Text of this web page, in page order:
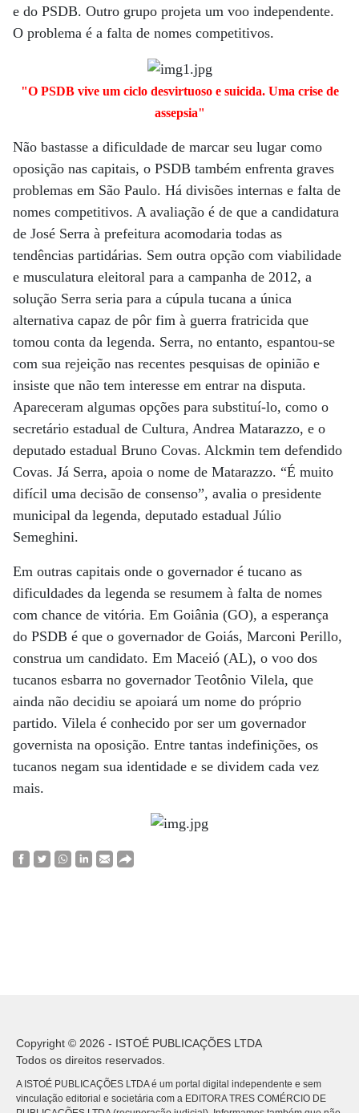
e do PSDB. Outro grupo projeta um voo independente.
O problema é a falta de nomes competitivos.
"O PSDB vive um ciclo desvirtuoso e suicida. Uma crise de
assepsia"
Não bastasse a dificuldade de marcar seu lugar como
oposição nas capitais, o PSDB também enfrenta graves
problemas em São Paulo. Há divisões internas e falta de
nomes competitivos. A avaliação é de que a candidatura
de José Serra à prefeitura acomodaria todas as
tendências partidárias. Sem outra opção com viabilidade
e musculatura eleitoral para a campanha de 2012, a
solução Serra seria para a cúpula tucana a única
alternativa capaz de pôr fim à guerra fratricida que
tomou conta da legenda. Serra, no entanto, espantou-se
com sua rejeição nas recentes pesquisas de opinião e
insiste que não tem interesse em entrar na disputa.
Apareceram algumas opções para substituí-lo, como o
secretário estadual de Cultura, Andrea Matarazzo, e o
deputado estadual Bruno Covas. Alckmin tem defendido
Covas. Já Serra, apoia o nome de Matarazzo. “É muito
difícil uma decisão de consenso”, avalia o presidente
municipal da legenda, deputado estadual Júlio
Semeghini.
Em outras capitais onde o governador é tucano as
dificuldades da legenda se resumem à falta de nomes
com chance de vitória. Em Goiânia (GO), a esperança
do PSDB é que o governador de Goiás, Marconi Perillo,
construa um candidato. Em Maceió (AL), o voo dos
tucanos esbarra no governador Teotônio Vilela, que
ainda não decidiu se apoiará um nome do próprio
partido. Vilela é conhecido por ser um governador
governista na oposição. Entre tantas indefinições, os
tucanos negam sua identidade e se dividem cada vez
mais.
Copyright © 2026 - ISTOÉ PUBLICAÇÕES LTDA
Todos os direitos reservados.
A ISTOÉ PUBLICAÇÕES LTDA é um portal digital independente e sem
vinculação editorial e societária com a EDITORA TRES COMÉRCIO DE